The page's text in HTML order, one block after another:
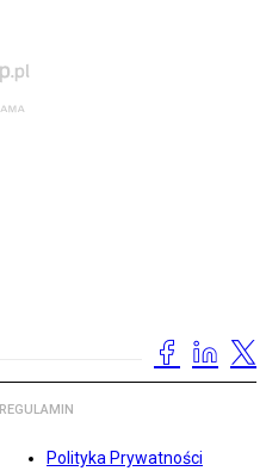
REGULAMIN
Polityka Prywatności